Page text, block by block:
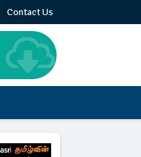
Contact Us